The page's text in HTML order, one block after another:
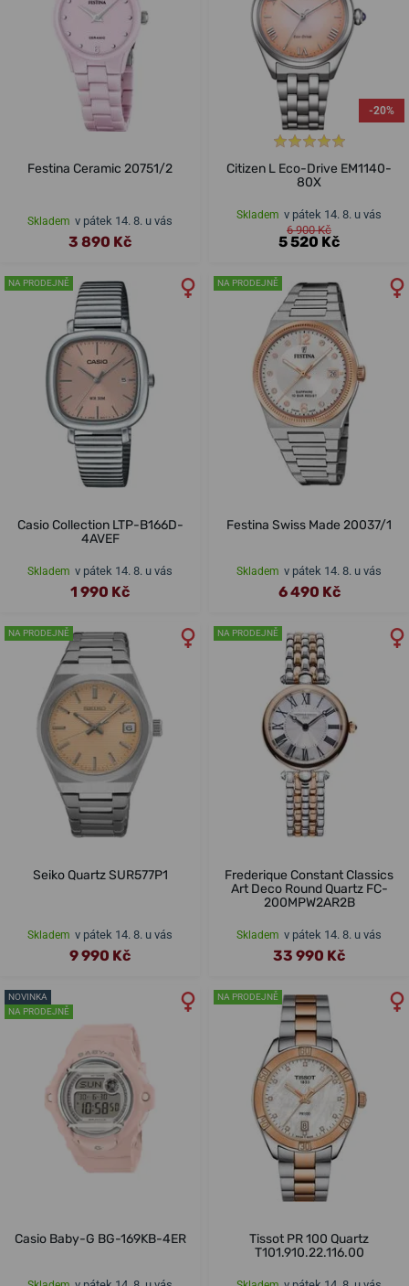
Festina Ceramic 20751/2
Skladem v pátek 14. 8. u vás
3 890 Kč
-20%
Citizen L Eco-Drive EM1140-
80X
Skladem v pátek 14. 8. u vás
6 900 Kč
5 520 Kč
NA PRODEJNĚ
Casio Collection LTP-B166D-
4AVEF
Skladem v pátek 14. 8. u vás
1 990 Kč
NA PRODEJNĚ
Festina Swiss Made 20037/1
Skladem v pátek 14. 8. u vás
6 490 Kč
NA PRODEJNĚ
Seiko Quartz SUR577P1
Skladem v pátek 14. 8. u vás
9 990 Kč
NA PRODEJNĚ
Frederique Constant Classics
Art Deco Round Quartz FC-
200MPW2AR2B
Skladem v pátek 14. 8. u vás
33 990 Kč
NOVINKA
NA PRODEJNĚ
Casio Baby-G BG-169KB-4ER
NA PRODEJNĚ
Tissot PR 100 Quartz
T101.910.22.116.00